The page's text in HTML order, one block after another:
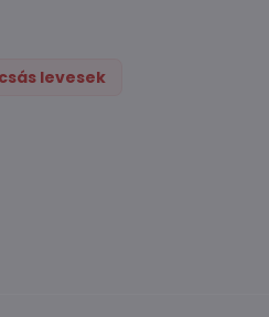
levesek